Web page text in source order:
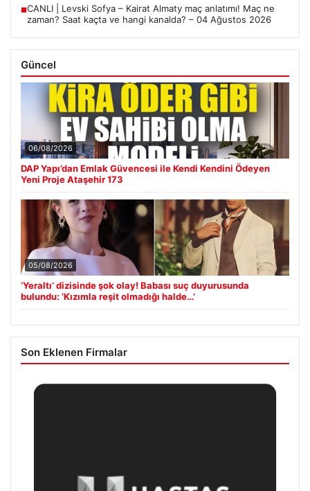
■CANLI | Levski Sofya – Kairat Almaty maç anlatımı! Maç ne
zaman? Saat kaçta ve hangi kanalda? – 04 Ağustos 2026
Güncel
06/08/2026
DAP Yapı’dan Emlak Güvencesi ile Kendi Kendini Ödeyen
Yeni Proje Ataşehir 173
05/08/2026
‘Yeraltı’ dizisinde şok olay! Babası suç duyurusunda
bulundu: ‘Kızımla reşit olmadığı halde…’
Son Eklenen Firmalar